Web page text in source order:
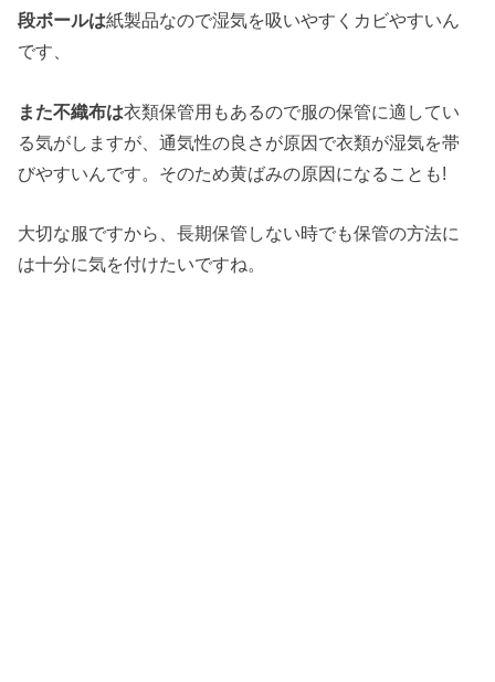
段ボールは紙製品なので湿気を吸いやすくカビやすいん
です、
また不織布は衣類保管用もあるので服の保管に適してい
る気がしますが、通気性の良さが原因で衣類が湿気を帯
びやすいんです。そのため黄ばみの原因になることも!
大切な服ですから、長期保管しない時でも保管の方法に
は十分に気を付けたいですね。